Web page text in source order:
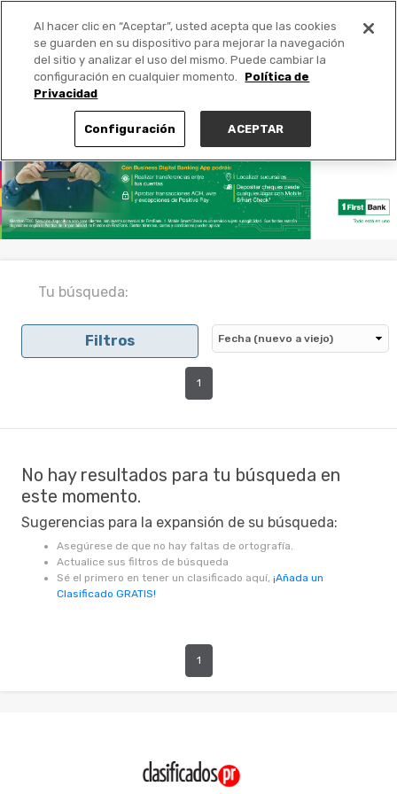
PUBLICA GRATIS +
Tu búsqueda:
Filtros
1
No hay resultados para tu búsqueda en
este momento.
Sugerencias para la expansión de su búsqueda:
Asegúrese de que no hay faltas de ortografía.
Actualice sus filtros de búsqueda
Sé el primero en tener un clasificado aquí, ¡Añada un
Clasificado GRATIS!
1
Al hacer clic en “Aceptar”, usted acepta que las cookies
se guarden en su dispositivo para mejorar la navegación
del sitio y analizar el uso del mismo. Puede cambiar la
configuración en cualquier momento.
Política de
Privacidad
Configuración ACEPTAR